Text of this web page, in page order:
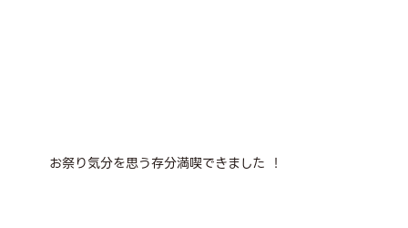
お祭り気分を思う存分満喫できました ！